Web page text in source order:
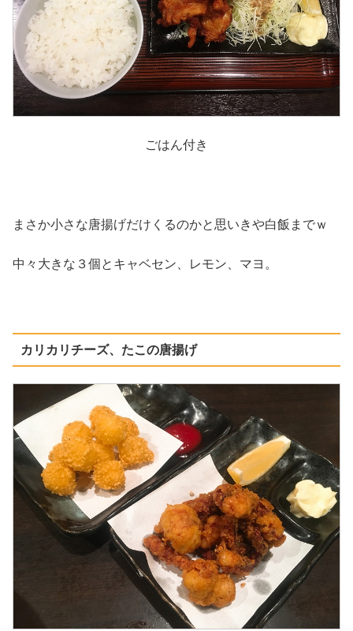
ごはん付き
まさか小さな唐揚げだけくるのかと思いきや白飯までｗ
中々大きな３個とキャベセン、レモン、マヨ。
カリカリチーズ、たこの唐揚げ